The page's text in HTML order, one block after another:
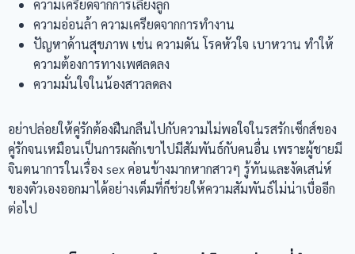
ความเครียดจากการเลี้ยงลูก
ความอ่อนล้า ความเครียดจากการทำงาน
ปัญหาด้านสุขภาพ เช่น ความดัน โรคหัวใจ เบาหวาน ทำให้
ความต้องการทางเพศลดลง
ความมั่นใจในน้องสาวลดลง
อย่าปล่อยให้คู่รักต้องฝืนกลืนไปกับความไม่พอใจในรสรักเซ็กส์ของ
คู่รักจนเหมือนเป็นการผลักเขาไปมีสัมพันธ์กับคนอื่น เพราะผู้ชายมี
จินตนาการในเรื่อง sex ค่อนข้างมากหากสาวๆ รู้ทันและงัดเสน่ห์
ของตัวเองออกมาได้อย่างเต็มที่ก็ช่วยให้ความสัมพันธ์ไม่น่าเบื่ออีก
ต่อไป